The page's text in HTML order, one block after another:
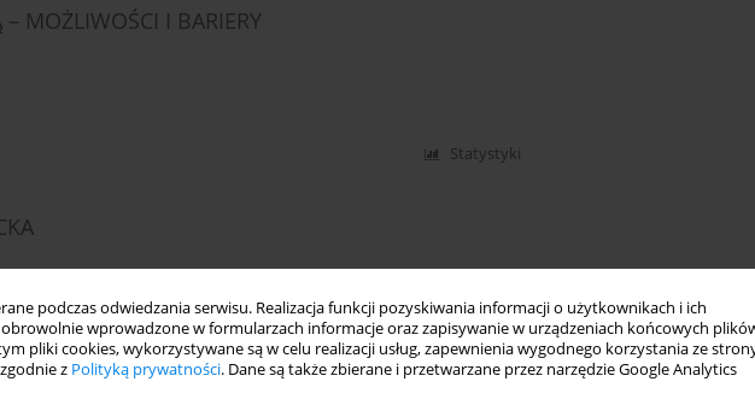
podczas odwiedzania serwisu. Realizacja funkcji pozyskiwania informacji o użytkownikach i ich
wprowadzone w formularzach informacje oraz zapisywanie w urządzeniach końcowych
pliki cookies, wykorzystywane są w celu realizacji usług, zapewnienia wygodnego korzystania ze
z Polityką prywatności. Dane są także zbierane i przetwarzane przez narzędzie Google Analytics
MOŻLIWOŚCI I BARIERY
Statystyki
Statystyki